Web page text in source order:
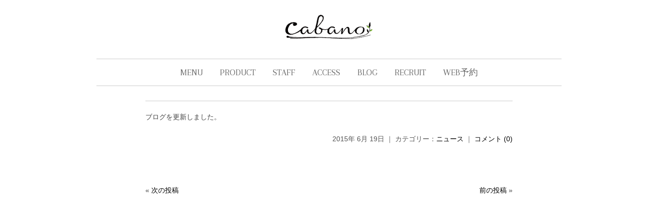
MENU PRODUCT STAFF ACCESS BLOG RECRUIT WEB予約
ブログを更新しました。
2015年 6月 19日 ｜ カテゴリー： ニュース ｜ コメント (0)
« 次の投稿 前の投稿 »